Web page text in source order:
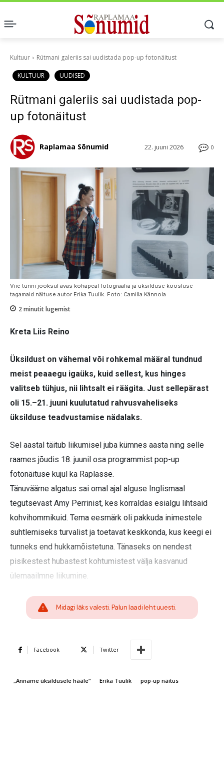
Kultuur Rütmani galeriis sai uudistada pop-up fotonäitust
KULTUUR UUDISED
Rütmani galeriis sai uudistada pop-
up fotonäitust
0
22. juuni 2026
Raplamaa Sõnumid
Viie tunni jooksul avas kohapeal fotograafia ja üksilduse koosluse
tagamaid näituse autor Erika Tuulik. Foto: Camilla Kännola
2minutit lugemist
Kreta Liis Reino
Üksildust on vähemal või rohkemal määral tundnud
meist peaaegu igaüks, kuid sellest, kus hinges
valitseb tühjus, nii lihtsalt ei räägita. Just sellepärast
oli 15.–21. juuni kuulutatud rahvusvaheliseks
üksilduse teadvustamise nädalaks.
Sel aastal täitub liikumisel juba kümnes aasta ning selle
raames jõudis 18. juunil osa programmist pop-up
fotonäituse kujul ka Raplasse.
Tänuväärne algatus sai omal ajal alguse Inglismaal
tegutsevast Amy Perrinist, kes korraldas esialgu lihtsaid
kohvihommikuid. Tema eesmärk oli pakkuda inimestele
suhtlemiseks turvalist ja toetavat keskkonda, kus keegi ei
tunneks end hukkamõistetuna. Tänaseks on nendest
pisikestest hubastest kohtumistest välja kasvanud
ülemaailmne liikumine.
Midagi läks valesti. Palun laadi leht uuesti.
Facebook Twitter
„Anname üksildusele hääle“ Erika Tuulik pop-up näitus